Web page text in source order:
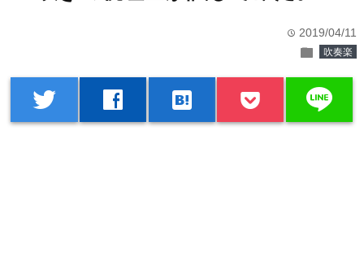
time 2019/04/11
folder 吹奏楽
twitter facebook hatenabookmark line